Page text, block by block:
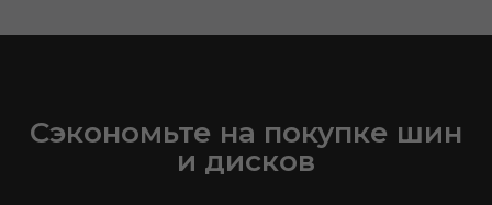
Сэкономьте на покупке шин
и дисков